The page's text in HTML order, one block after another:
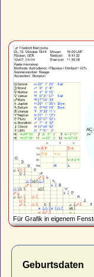
Für Grafik in eigenem
Geburtsdaten